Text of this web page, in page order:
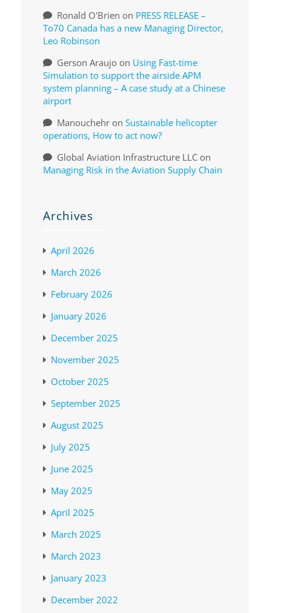
Ronald O'Brien on PRESS RELEASE –
To70 Canada has a new Managing Director,
Leo Robinson
Gerson Araujoon Using Fast-time
Simulation to support the airside APM
system planning – A case study at a Chinese
airport
Manouchehron Sustainable helicopter
operations, How to act now?
Global Aviation Infrastructure LLCon
Managing Risk in the Aviation Supply Chain
Archives
April 2026
March 2026
February 2026
January 2026
December 2025
November 2025
October 2025
September 2025
August 2025
July 2025
June 2025
May 2025
April 2025
March 2025
March 2023
January 2023
December 2022